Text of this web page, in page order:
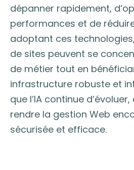
dépanner rapidement,
performances et de
adoptant ces
de sites peuvent se
de métier tout en
infrastructure robuste et
que l’IA continue
rendre la gestion Web
sécurisée et efficace.